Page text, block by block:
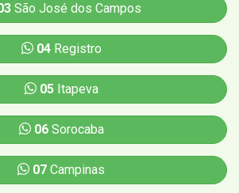
São José dos Campos
04Registro
05Itapeva
06Sorocaba
07 Campinas